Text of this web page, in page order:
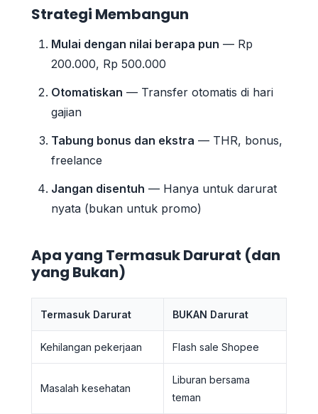
Strategi Membangun
Mulai dengan nilai berapa pun — Rp
200.000, Rp 500.000
Otomatiskan — Transfer otomatis di hari
gajian
Tabung bonus dan ekstra — THR, bonus,
freelance
Jangan disentuh — Hanya untuk darurat
nyata (bukan untuk promo)
Apa yang Termasuk Darurat (dan
yang Bukan)
Termasuk Darurat BUKAN Darurat
Kehilangan pekerjaan Flash sale Shopee
Masalah kesehatan
Liburan bersama
teman